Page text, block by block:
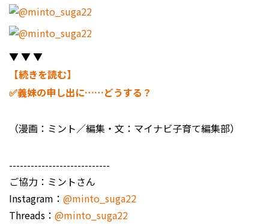
▼ ▼ ▼
【続きを読む】
✅義妹の申し出に……どうする？
（漫画：ミント／編集・文：マイナビ子育て編集部）
----------------------------
ご協力：ミントさん
Instagram： @minto_suga22
Threads： @minto_suga22